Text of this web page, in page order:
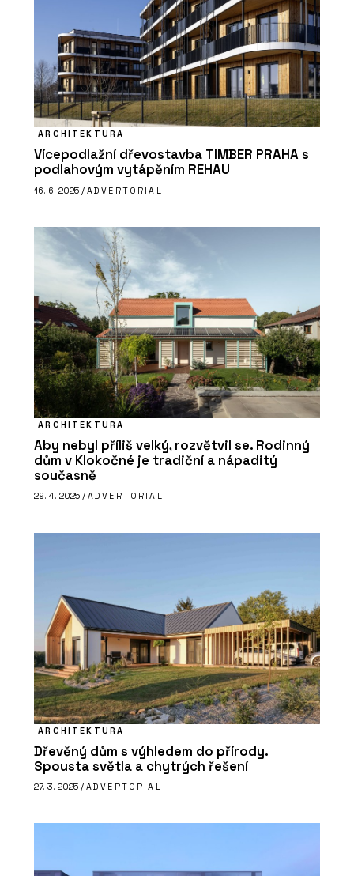
PRODUKTY
Akustické panely NOVATOP ACOUSTIC
PRODUKTY
Nosné desky s hranoly NOVATOP OPEN
PRODUKTY
ARCHITEKTURA
Vícepodlažní dřevostavba TIMBER PRAHA s
podlahovým vytápěním REHAU
16. 6. 2025 / ADVERTORIAL
ARCHITEKTURA
Aby nebyl příliš velký, rozvětvil se. Rodinný
dům v Klokočné je tradiční a nápaditý
současně
29. 4. 2025 / ADVERTORIAL
ARCHITEKTURA
Dřevěný dům s výhledem do přírody.
Spousta světla a chytrých řešení
27. 3. 2025 / ADVERTORIAL